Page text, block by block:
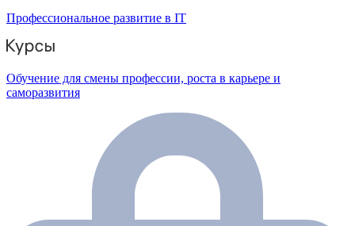
Профессиональное развитие в IT
Обучение для смены профессии, роста в карьере и
саморазвития